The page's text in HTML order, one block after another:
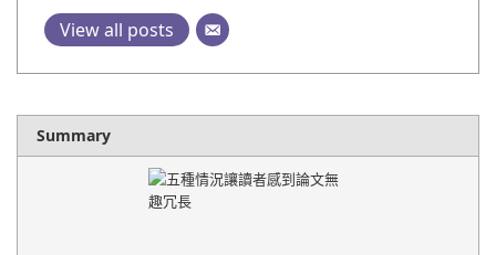
View all posts
Summary